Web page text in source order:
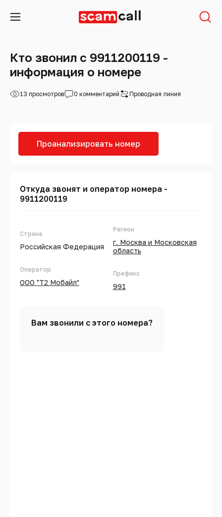
Кто звонил с 9911200119 -
информация о номере
13 просмотров 0 комментарий Проводная линия
Проанализировать номер
Откуда звонят и оператор номера -
9911200119
Страна
Российская Федерация
Оператор
ООО "Т2 Мобайл"
Регион
г. Москва и Московская
область
Префикс
991
Вам звонили с этого номера?